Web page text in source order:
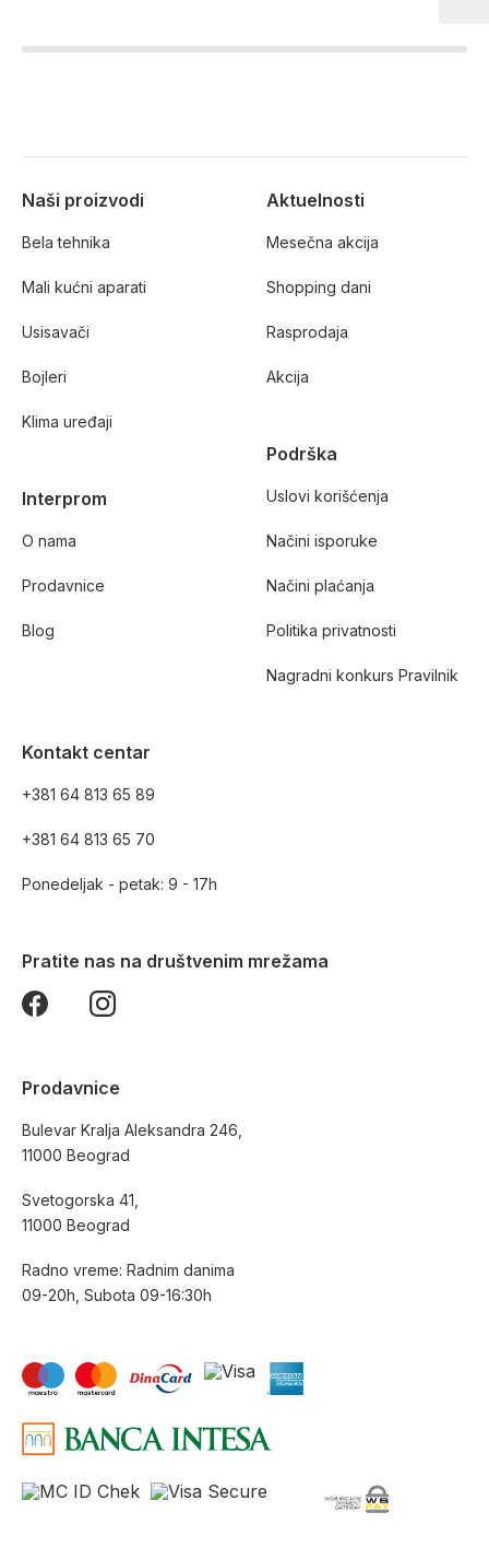
Naši proizvodi
Bela tehnika
Mali kućni aparati
Usisavači
Bojleri
Klima uređaji
Interprom
O nama
Prodavnice
Blog
Aktuelnosti
Mesečna akcija
Shopping dani
Rasprodaja
Akcija
Podrška
Uslovi korišćenja
Načini isporuke
Načini plaćanja
Politika privatnosti
Nagradni konkurs Pravilnik
Kontakt centar
+381 64 813 65 89
+381 64 813 65 70
Ponedeljak - petak: 9 - 17h
Pratite nas na društvenim mrežama
Prodavnice
Bulevar Kralja Aleksandra 246,
11000 Beograd
Svetogorska 41,
11000 Beograd
Radno vreme: Radnim danima
09-20h, Subota 09-16:30h